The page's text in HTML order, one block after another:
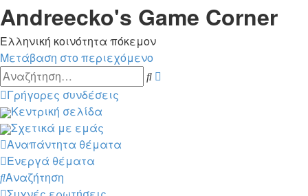
Andreecko's Game Corner
Ελληνική κοινότητα πόκεμον
Μετάβαση στο περιεχόμενο
Αναζήτηση
Γρήγορες συνδέσεις
Κεντρική σελίδα
Σχετικά με εμάς
Αναπάντητα θέματα
Ενεργά θέματα
Αναζήτηση